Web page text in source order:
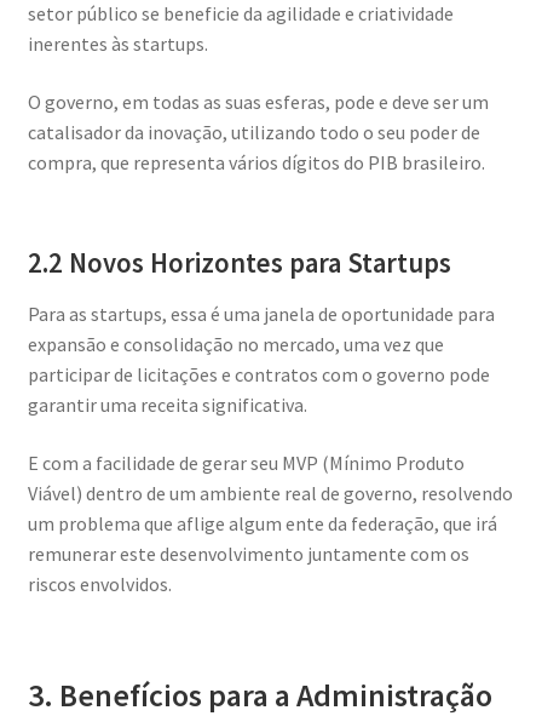
setor público se beneficie da agilidade e criatividade
inerentes às startups.
O governo, em todas as suas esferas, pode e deve ser um
catalisador da inovação, utilizando todo o seu poder de
compra, que representa vários dígitos do PIB brasileiro.
2.2 Novos Horizontes para Startups
Para as startups, essa é uma janela de oportunidade para
expansão e consolidação no mercado, uma vez que
participar de licitações e contratos com o governo pode
garantir uma receita significativa.
E com a facilidade de gerar seu MVP (Mínimo Produto
Viável) dentro de um ambiente real de governo, resolvendo
um problema que aflige algum ente da federação, que irá
remunerar este desenvolvimento juntamente com os
riscos envolvidos.
3. Benefícios para a Administração